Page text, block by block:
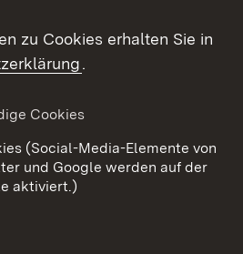
Barrierefreiheit
Cookies
zu Cookies erhalten Sie in
.
Cookies
(Social-Media-Elemente von
und Google werden auf der
aktiviert.)